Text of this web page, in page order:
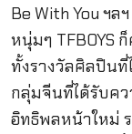
Be With You ฯ
หนุ่มๆ TFBOYS
ทั้งรางวัลศิลปิน
กลุ่มจีนที่ได้รับค
อิทธิพลหน้าใหม่